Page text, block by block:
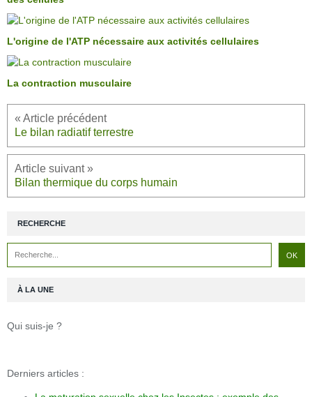
L'origine de l'ATP nécessaire aux activités cellulaires
La contraction musculaire
Le bilan radiatif terrestre
Bilan thermique du corps humain
RECHERCHE
À LA UNE
Qui suis-je ?
Derniers articles :